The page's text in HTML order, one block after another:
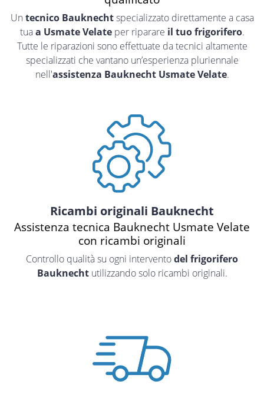
Un tecnico Bauknechtspecializzato direttamente a casa
tuaa Usmate Velateper riparare il tuo frigorifero.
Tutte le riparazioni sono effettuate da tecnici altamente
specializzati che vantano un’esperienza pluriennale
nell'assistenza Bauknecht Usmate Velate.
Ricambi originali Bauknecht
Assistenza tecnica Bauknecht Usmate Velate
con ricambi originali
Controllo qualità su ogni interventodel frigorifero
Bauknechtutilizzando solo ricambi originali.